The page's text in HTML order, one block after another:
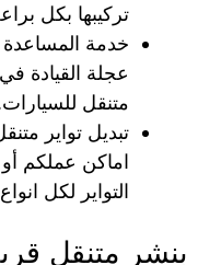
تركيبها بكل
خدمة
عجلة القيادة
متنقل
تبديل تواير
اماكن عملكم
التواير لكل
بنشر متنقل